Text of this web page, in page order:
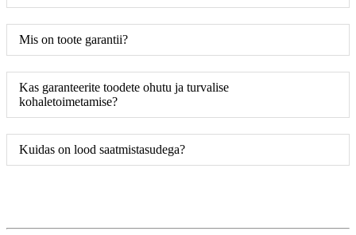
Mis on toote garantii?
Kas garanteerite toodete ohutu ja turvalise
kohaletoimetamise?
Kuidas on lood saatmistasudega?